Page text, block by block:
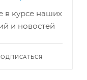
в курсе наших
и новостей